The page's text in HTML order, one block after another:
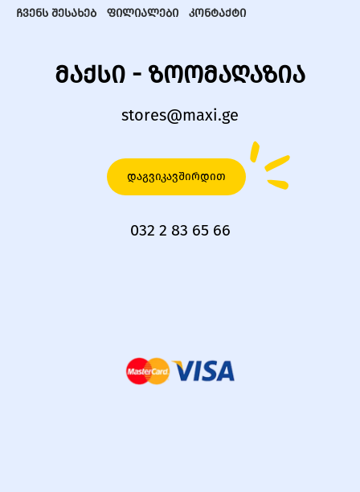
ჩვენს შესახებ ფილიალები კონტაქტი
მაქსი - ზოომაღაზია
stores@maxi.ge
დაგვიკავშირდით
032 2 83 65 66